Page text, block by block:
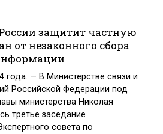
защитит частную
от незаконного сбора
года. — В Министерстве связи и
Российской Федерации под
министерства Николая
третье заседание
совета по